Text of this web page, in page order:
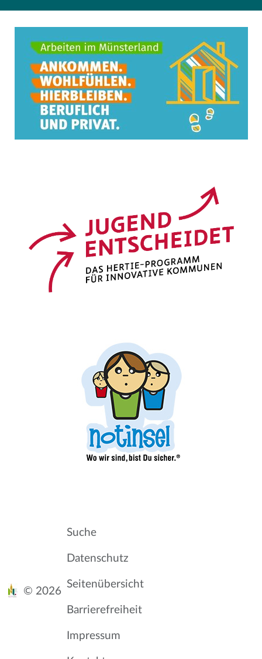
© 2026
Suche
Datenschutz
Seitenübersicht
Barrierefreiheit
Impressum